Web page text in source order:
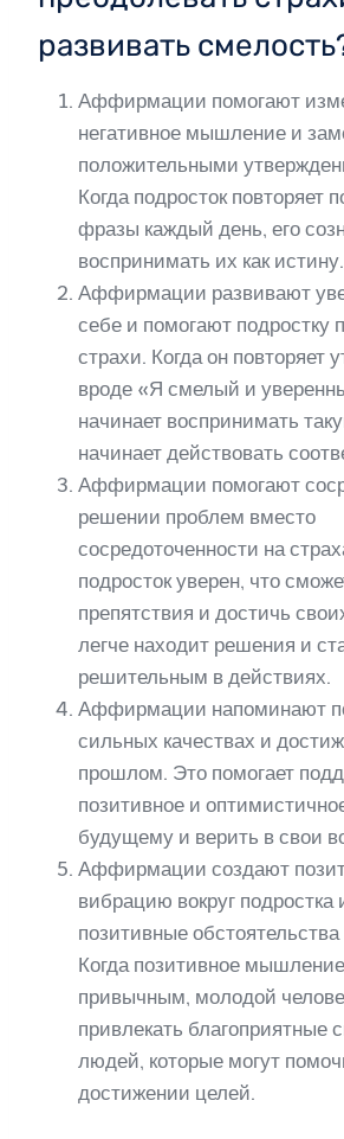
развивать
Аффирмации помогают
негативное мышление и
положительными
Когда подросток повторяет
фразы каждый день, его
воспринимать их как истину.
Аффирмации развивают
себе и помогают подростку
страхи. Когда он повторяет
вроде «Я смелый и
начинает воспринимать
начинает действовать
Аффирмации помогают
решении проблем вместо
сосредоточенности на
подросток уверен, что
препятствия и достичь
легче находит решения и
решительным в действиях.
Аффирмации напоминают
сильных качествах и
прошлом. Это помогает
позитивное и
будущему и верить в свои
Аффирмации создают
вибрацию вокруг подростка
позитивные обстоятельства
Когда позитивное
привычным, молодой
привлекать благоприятные
людей, которые могут
достижении целей.